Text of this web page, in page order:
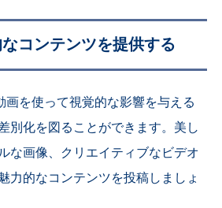
コンテンツを提供する
画を使って視覚的な影響を与える
別化を図ることができます。美し
な画像、クリエイティブなビデオ
力的なコンテンツを投稿しましょ